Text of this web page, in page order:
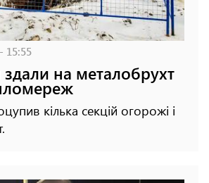
15:55
на металобрухт
кілька секцій огорожі і